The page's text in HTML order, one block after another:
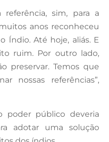
sim, para a
anos reconheceu
Índio. Até hoje, aliás. E
ruim. Por outro lado,
preservar. Temos que
nossas referências”,
poder público deveria
adotar uma solução